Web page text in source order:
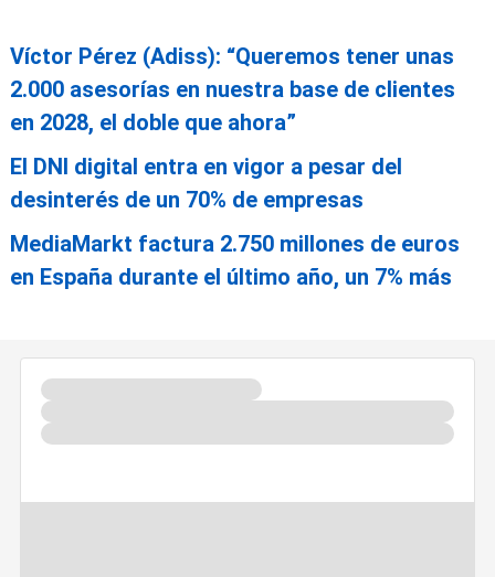
Víctor Pérez (Adiss): “Queremos tener unas
2.000 asesorías en nuestra base de clientes
en 2028, el doble que ahora”
El DNI digital entra en vigor a pesar del
desinterés de un 70% de empresas
MediaMarkt factura 2.750 millones de euros
en España durante el último año, un 7% más